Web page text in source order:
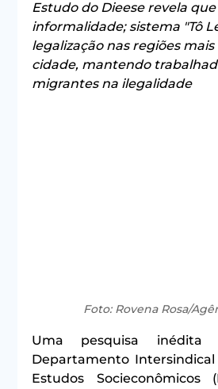
Estudo do Dieese revela
informalidade; sistema "Tô
legalização nas regiões
cidade, mantendo
migrantes na ilegalidade
Foto: Rovena Rosa/
Uma pesquisa inédita
Departamento
Estudos Socieconômicos